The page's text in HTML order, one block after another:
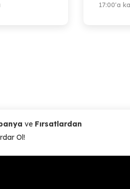
17:00'a
ve Fırsatlardan
Ol!